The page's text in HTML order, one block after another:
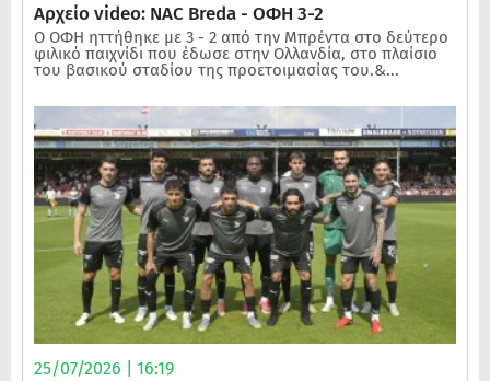
Αρχείο video: NAC Breda - ΟΦΗ 3-2
Ο ΟΦΗ ηττήθηκε με 3 - 2 από την Μπρέντα στο δεύτερο
φιλικό παιχνίδι που έδωσε στην Ολλανδία, στο πλαίσιο
του βασικού σταδίου της προετοιμασίας του.&...
25/07/2026 | 16:19